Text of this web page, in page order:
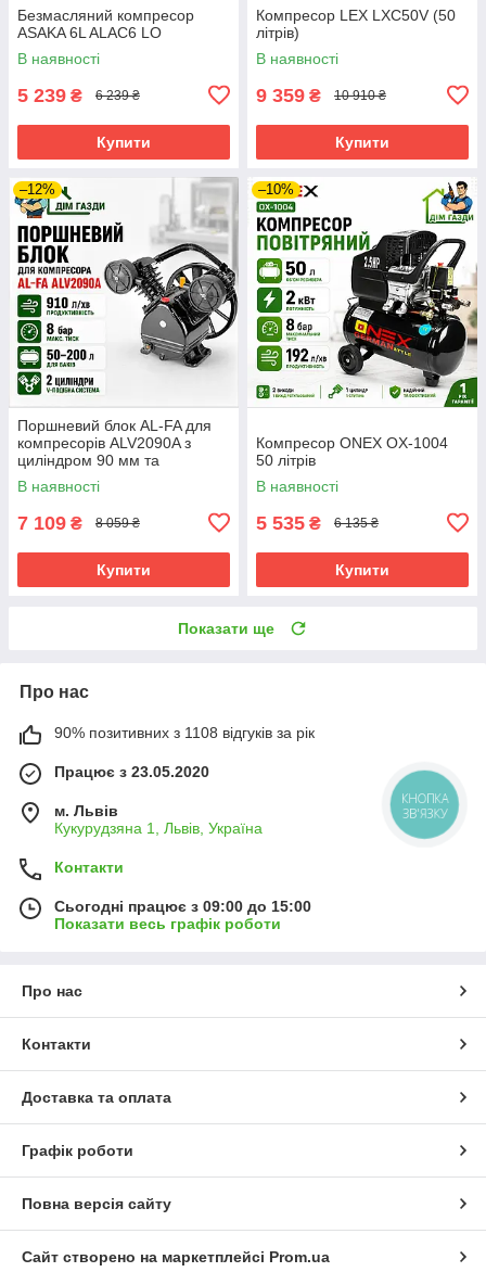
Безмасляний компресор
ASAKA 6L ALAC6 LO
В наявності
5 239 ₴ 6 239 ₴
Купити
Компресор LEX LXC50V (50
літрів)
В наявності
9 359 ₴ 10 910 ₴
Купити
–12%
Поршневий блок AL-FA для
компресорів ALV2090A з
циліндром 90 мм та
системою V-поршнів
В наявності
7 109 ₴ 8 059 ₴
Купити
–10%
Компресор ONEX OX-1004
50 літрів
В наявності
5 535 ₴ 6 135 ₴
Купити
Показати ще
Про нас
90% позитивних з 1108 відгуків за рік
Працює з 23.05.2020
м. Львів
Кукурудзяна 1, Львів, Україна
Контакти
Сьогодні працює з 09:00 до 15:00
Показати весь графік роботи
Про нас
Контакти
Доставка та оплата
Графік роботи
Повна версія сайту
Сайт створено на маркетплейсі Prom.ua
КНОПКА
ЗВ'ЯЗКУ